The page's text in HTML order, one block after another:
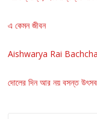
এ কেমন জীবন
Aishwarya Rai
দোলের দিন আর নয় বসন্ত